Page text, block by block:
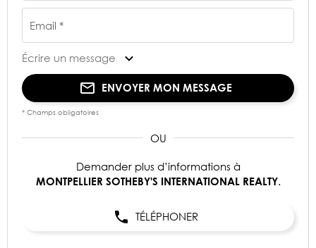
Email *
Écrire un message
ENVOYER MON MESSAGE
* Champs obligatoires
Demander plus d’informations à
MONTPELLIER SOTHEBY'S INTERNATIONAL REALTY.
TÉLÉPHONER